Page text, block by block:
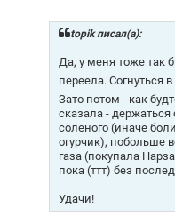
topik писал(а):
Да, у меня тоже так
переела. Согнуться
Зато потом - как
сказала - держаться
соленого (иначе
огурчик), побольше
газа (покупала
пока (ттт) без
Удачи!